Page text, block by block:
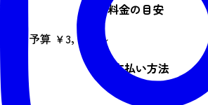
料金の目安
平均予算 ￥3，000～
お支払い方法